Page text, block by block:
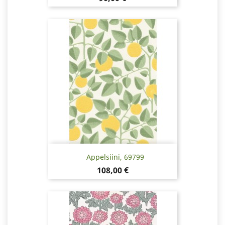
Appelsiini, 69799
Pris
108,00 €